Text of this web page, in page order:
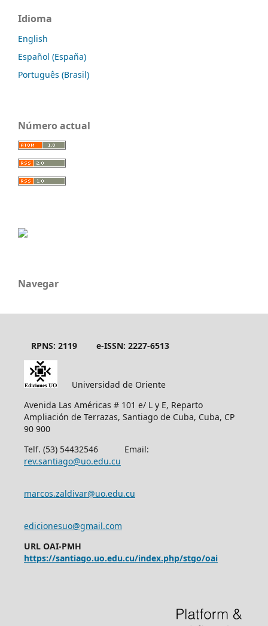
Idioma
English
Español (España)
Português (Brasil)
Número actual
Navegar
RPNS: 2119 e-ISSN: 2227-6513
Universidad de Oriente
Avenida Las Américas # 101 e/ L y E, Reparto
Ampliación de Terrazas, Santiago de Cuba, Cuba, CP
90 900
Telf. (53) 54432546 Email:
rev.santiago@uo.edu.cu
marcos.zaldivar@uo.edu.cu
edicionesuo@gmail.com
URL OAI-PMH
https://santiago.uo.edu.cu/index.php/stgo/oai